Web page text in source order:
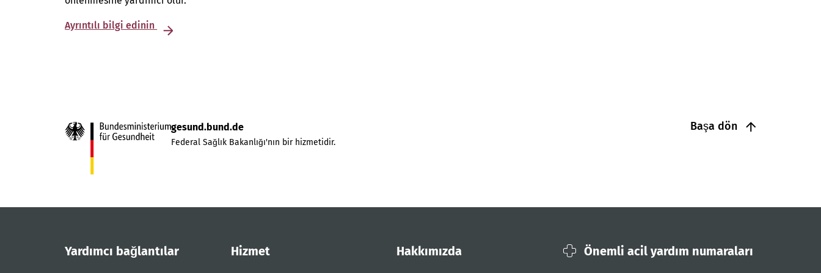
Ayrıntılı bilgi edinin
Başa dön
gesund.bund.de
Federal Sağlık Bakanlığı'nın bir hizmetidir.
Yardımcı bağlantılar Hizmet Hakkımızda Önemli acil yardım numaraları